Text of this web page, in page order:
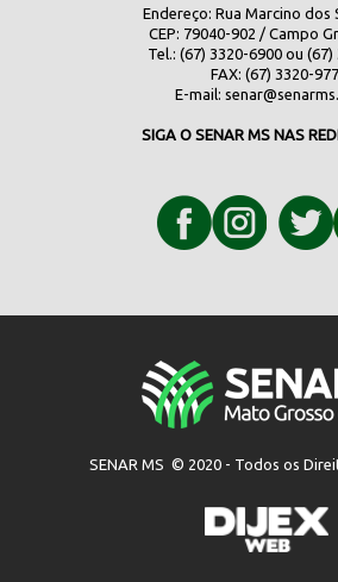
Endereço: Rua Marcino dos
CEP: 79040-902 / Campo
Tel.: (67) 3320-6900 ou
FAX: (67) 3320-
E-mail:
SIGA O SENAR MS NAS
SENAR MS © 2020 - Todos os